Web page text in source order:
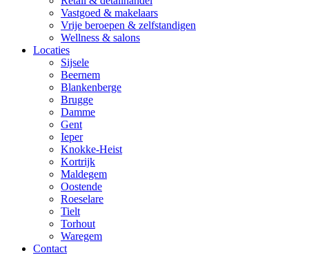
Vastgoed & makelaars
Vrije beroepen & zelfstandigen
Wellness & salons
Locaties
Sijsele
Beernem
Blankenberge
Brugge
Damme
Gent
Ieper
Knokke-Heist
Kortrijk
Maldegem
Oostende
Roeselare
Tielt
Torhout
Waregem
Contact